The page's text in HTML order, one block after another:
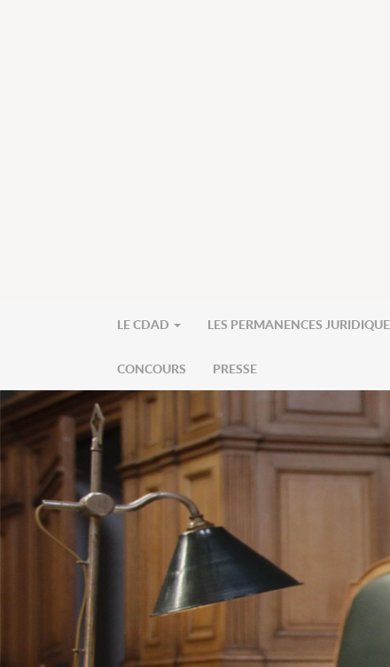
LE CDAD LES PERMANENCES
CONCOURS PRESSE